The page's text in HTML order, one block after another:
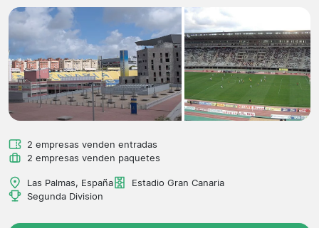
2 empresas venden entradas
2 empresas venden paquetes
Las Palmas, España
Estadio Gran Canaria
Segunda Division